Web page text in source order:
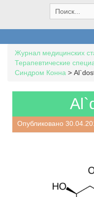
e
a
h
f
o
Журнал медицинских
Терапевтические
Синдром Конна >
Опубликовано